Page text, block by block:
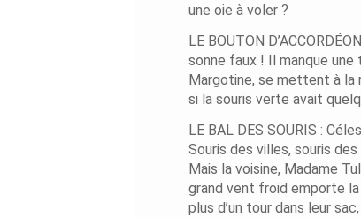
une oie à voler ?
LE BOUTON
sonne faux ! Il manque
Margotine, se mettent à la
si la souris verte avait
LE BAL DES SOURIS :
Souris des villes, souris
Mais la voisine, Madame
grand vent froid emporte
plus d’un tour dans leur